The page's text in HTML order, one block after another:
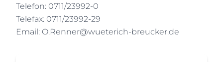
Telefon: 0711/23992-0
Telefax: 0711/23992-29
Email: O.Renner@wueterich-breucker.de